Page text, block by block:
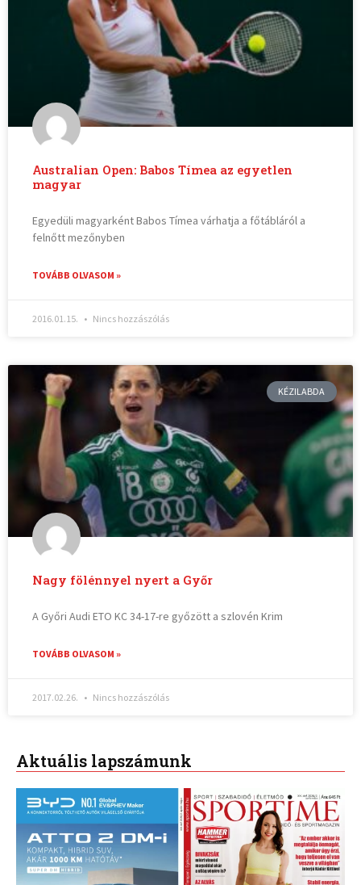
Australian Open: Babos Tímea az egyetlen
magyar
Egyedüli magyarként Babos Tímea várhatja a főtábláról a
felnőtt mezőnyben
TOVÁBB OLVASOM »
2016.01.15. Nincs hozzászólás
KÉZILABDA
Nagy fölénnyel nyert a Győr
A Győri Audi ETO KC 34-17-re győzött a szlovén Krim
TOVÁBB OLVASOM »
2017.02.26. Nincs hozzászólás
Aktuális lapszámunk